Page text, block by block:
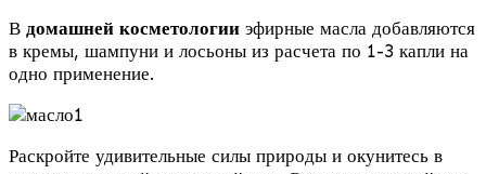
В домашней косметологии эфирные масла добавляются
в кремы, шампуни и лосьоны из расчета по 1-3 капли на
одно применение.
Раскройте удивительные силы природы и окунитесь в